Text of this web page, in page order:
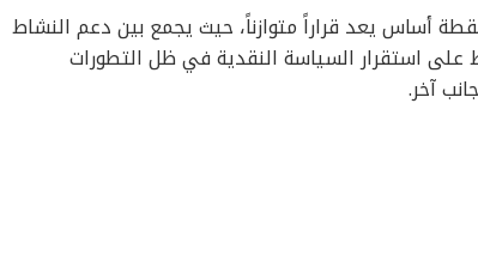
عبد الوهاب أن خفض الفائدة بمقدار 100 نقطة أساس يعد قراراً متوازناً، حيث يجمع بين دعم النشاط
على استقرار السياسة النقدية في ظل التطورات
آخر.